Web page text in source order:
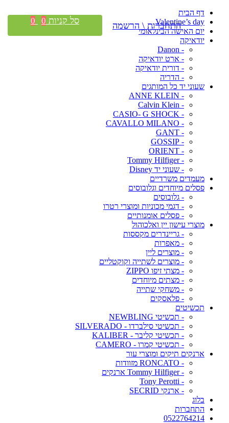
דף הבית
Valentine’s day
יום האישה הבינלאומי
יודאיקה
- Danon
- ארט יודאיקה
- דורית יודאיקה
- הדריה
שעוני יד כל המותגים
- ANNE KLEIN
- Calvin Klein
- CASIO- G SHOCK
- CAVALLO MILANO
- GANT
- GOSSIP
- ORIENT
- Tommy Hilfiger
- שעוני יד Disney
מעמדים משרדיים
פסלים מיוחדים וגלובוסים
- גלובוסים
- דגמי מכוניות ומוצרי רטרו
- פסלים אומנותיים
מוצרי עישון יין ואלכוהול
- גריינדרים מקססות
- מאפרות
- מוצרים ליין
- מוצרים לשתייה וקוקטליים
- מצתי זיפו ZIPPO
- מצתים מיוחדים
- משחקי שתייה
- פלאסקים
תכשיטים
- תכשיטי NEWBLING
- תכשיטי סילברדו - SILVERADO
- תכשיטי קליבר - KALIBER
- תכשיטי קמרו - CAMERO
ארנקים תיקים ומוצרי עור
- RONCATO מזוודות
- Tommy Hilfiger ארנקים
- Tony Perotti
- ארנקי SECRID
בלוג
התחברות
0522764214
התחברות \ הרשמה סל קניות 0
0